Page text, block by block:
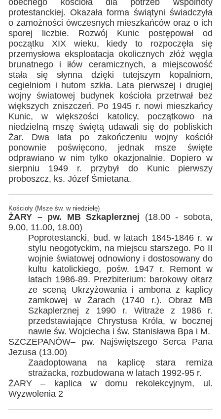
obecnego kościoła dla potrzeb wspólnoty
protestanckiej. Okazała forma świątyni świadczyła
o zamożności ówczesnych mieszkańców oraz o ich
sporej liczbie. Rozwój Kunic postępował od
początku XIX wieku, kiedy to rozpoczęła się
przemysłowa eksploatacja okolicznych złóż węgla
brunatnego i iłów ceramicznych, a miejscowość
stała się słynna dzięki tutejszym kopalniom,
cegielniom i hutom szkła. Lata pierwszej i drugiej
wojny światowej budynek kościoła przetrwał bez
większych zniszczeń. Po 1945 r. nowi mieszkańcy
Kunic, w większości katolicy, początkowo na
niedzielną mszę świętą udawali się do pobliskich
Żar. Dwa lata po zakończeniu wojny kościół
ponownie poświęcono, jednak msze święte
odprawiano w nim tylko okazjonalnie. Dopiero w
sierpniu 1949 r. przybył do Kunic pierwszy
proboszcz, ks. Józef Śmietana.
Kościoły (Msze św. w niedzielę)
ŻARY – pw. MB Szkaplerznej (18.00 - sobota,
9.00, 11.00, 18.00)
Poprotestancki, bud. w latach 1845-1846 r. w
stylu neogotyckim, na miejscu starszego. Po II
wojnie światowej odnowiony i dostosowany do
kultu katolickiego, pośw. 1947 r. Remont w
latach 1986-89. Prezbiterium: barokowy ołtarz
ze sceną Ukrzyżowania i ambona z kaplicy
zamkowej w Żarach (1740 r.). Obraz MB
Szkaplerznej z 1990 r. Witraże z 1986 r.
przedstawiające Chrystusa Króla, w bocznej
nawie św. Wojciecha i św. Stanisława Bpa i M.
SZCZEPANÓW– pw. Najświętszego Serca Pana
Jezusa (13.00)
Zaadoptowana na kaplicę stara remiza
strażacka, rozbudowana w latach 1992-95 r.
ŻARY – kaplica w domu rekolekcyjnym, ul.
Wyzwolenia 2